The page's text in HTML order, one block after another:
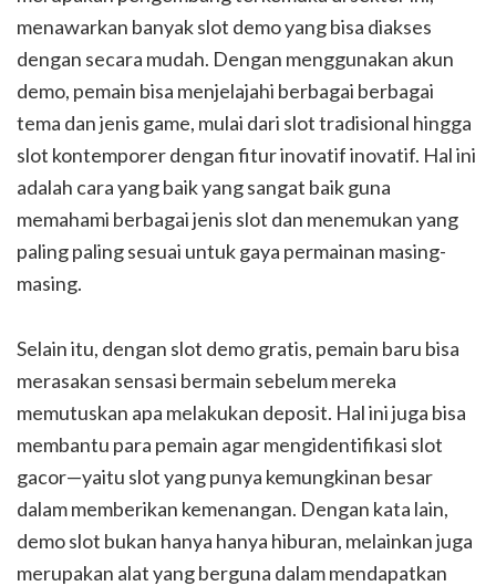
menawarkan banyak slot demo yang bisa diakses
dengan secara mudah. Dengan menggunakan akun
demo, pemain bisa menjelajahi berbagai berbagai
tema dan jenis game, mulai dari slot tradisional hingga
slot kontemporer dengan fitur inovatif inovatif. Hal ini
adalah cara yang baik yang sangat baik guna
memahami berbagai jenis slot dan menemukan yang
paling paling sesuai untuk gaya permainan masing-
masing.
Selain itu, dengan slot demo gratis, pemain baru bisa
merasakan sensasi bermain sebelum mereka
memutuskan apa melakukan deposit. Hal ini juga bisa
membantu para pemain agar mengidentifikasi slot
gacor—yaitu slot yang punya kemungkinan besar
dalam memberikan kemenangan. Dengan kata lain,
demo slot bukan hanya hanya hiburan, melainkan juga
merupakan alat yang berguna dalam mendapatkan